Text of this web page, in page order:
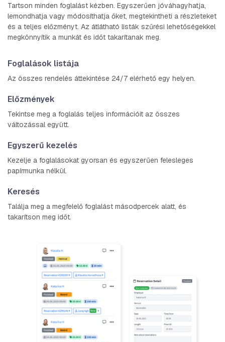
Tartson minden foglalást kézben. Egyszerűen jóváhagyhatja,
lemondhatja vagy módosíthatja őket, megtekintheti a részleteket
és a teljes előzményt. Az átlátható listák szűrési lehetőségekkel
megkönnyítik a munkát és időt takarítanak meg.
Foglalások listája
Az összes rendelés áttekintése 24/7 elérhető egy helyen.
Előzmények
Tekintse meg a foglalás teljes információit az összes
változással együtt.
Egyszerű kezelés
Kezelje a foglalásokat gyorsan és egyszerűen felesleges
papírmunka nélkül.
Keresés
Találja meg a megfelelő foglalást másodpercek alatt, és
takarítson meg időt.